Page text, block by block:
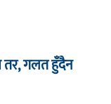
तर, गलत हुँदैन